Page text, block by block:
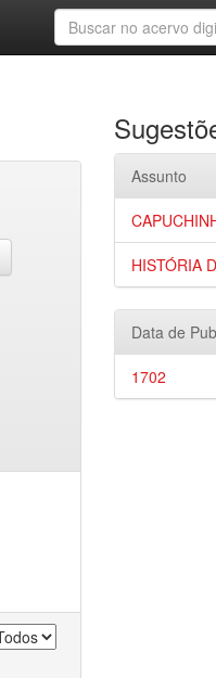
Assunto
HISTÓRIA
Data de
1702